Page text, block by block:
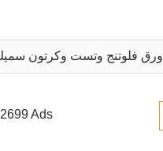
ورق فلوتنج وتست وكرتون
2699 Ads